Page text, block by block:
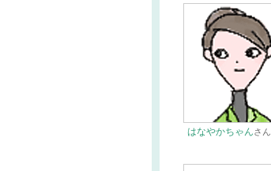
はなやかちゃんさん